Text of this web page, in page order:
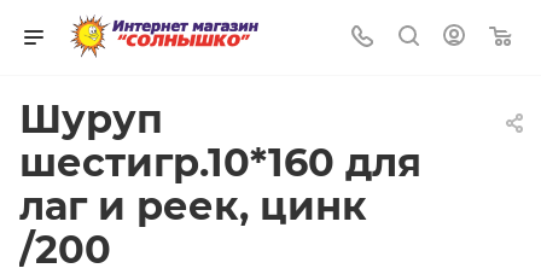
Шуруп
шестигр.10*160 для
лаг и реек, цинк
/200